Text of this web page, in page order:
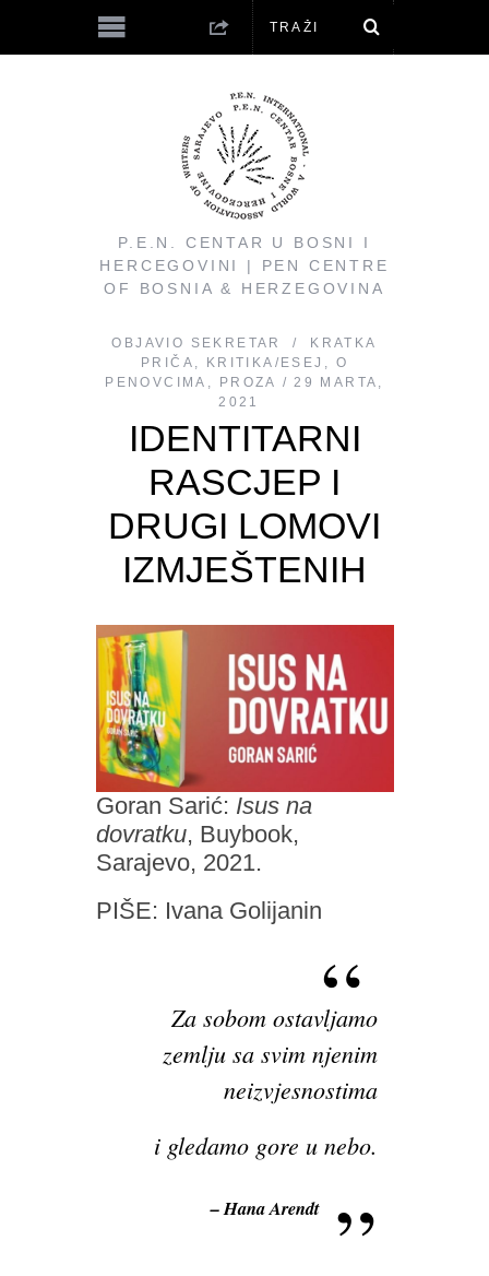
P.E.N. CENTAR U BOSNI I
HERCEGOVINI | PEN CENTRE
OF BOSNIA & HERZEGOVINA
OBJAVIO SEKRETAR
KRATKA
PRIČA , KRITIKA/ESEJ , O
PENOVCIMA , PROZA
29 MARTA,
2021
IDENTITARNI
RASCJEP I
DRUGI LOMOVI
IZMJEŠTENIH
Goran Sarić: Isus na
dovratku, Buybook,
Sarajevo, 2021.
PIŠE: Ivana Golijanin
Za sobom ostavljamo
zemlju sa svim njenim
neizvjesnostima
i gledamo gore u nebo.
– Hana Arendt